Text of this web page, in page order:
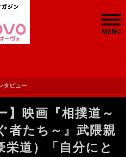
MENU
タビュー
】映画『相撲道～
者たち～』武隈親
栄道）「自分にと